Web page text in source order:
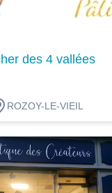
des 4 vallées
ROZOY-LE-VIEIL